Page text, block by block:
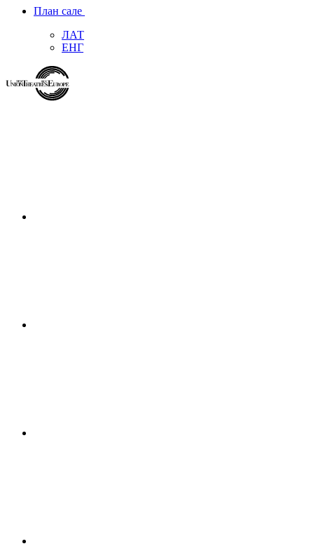
План сале
ЛАТ
ЕНГ